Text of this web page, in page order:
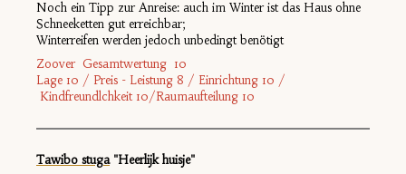
Noch ein Tipp zur Anreise: auch im Winter ist das Haus ohne
Schneeketten gut erreichbar;
Winterreifen werden jedoch unbedingt benötigt
Zoover Gesamtwertung 10
Lage 10 / Preis - Leistung 8 / Einrichtung 10 /
Kindfreundlchkeit 10/Raumaufteilung 10
Tawibo stuga "Heerlijk huisje"